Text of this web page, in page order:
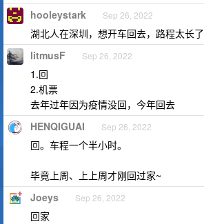
hooleystark Sep 26, 2022
湖北人在深圳，想开车回去，路程太长了
litmusF Sep 26, 2022
1.回
2.机票
去年过年因为疫情没回，今年回去
HENQIGUAI Sep 26, 2022
回。车程一个半小时。
毕竟上周、上上周才刚回过家~
Joeys Sep 26, 2022
回家